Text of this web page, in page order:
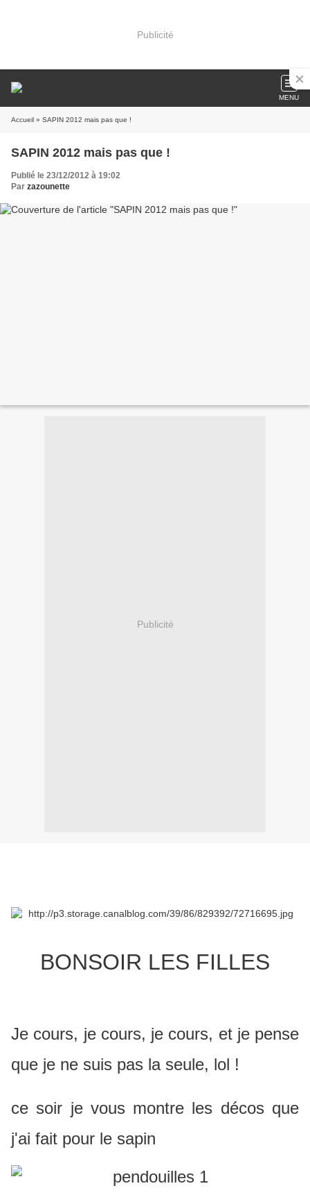
Publicité
MENU
Accueil » SAPIN 2012 mais pas que !
SAPIN 2012 mais pas que !
Publié le 23/12/2012 à 19:02
Par zazounette
Publicité
BONSOIR LES FILLES
Je cours, je cours, je cours, et je pense
que je ne suis pas la seule, lol !
ce soir je vous montre les décos que
j'ai fait pour le sapin